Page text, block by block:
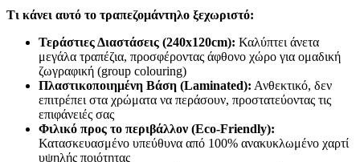
Τι κάνει αυτό το τραπεζομάντηλο ξεχωριστό:
Τεράστιες Διαστάσεις (240x120cm): Καλύπτει άνετα
μεγάλα τραπέζια, προσφέροντας άφθονο χώρο για ομαδική
ζωγραφική (group colouring)
Πλαστικοποιημένη Βάση (Laminated): Ανθεκτικό, δεν
επιτρέπει στα χρώματα να περάσουν, προστατεύοντας τις
επιφάνειές σας
Φιλικό προς το περιβάλλον (Eco-Friendly):
Κατασκευασμένο υπεύθυνα από 100% ανακυκλωμένο χαρτί
υψηλής ποιότητας